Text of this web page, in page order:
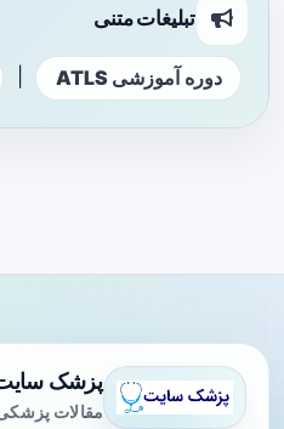
تبلیغات متنی
دوره آموزشی ATLS
پزشک
مقالات